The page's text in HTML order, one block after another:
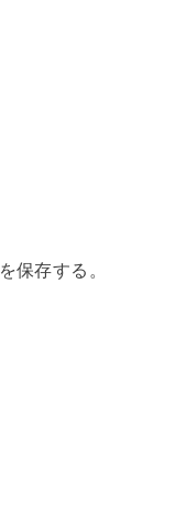
保存する。